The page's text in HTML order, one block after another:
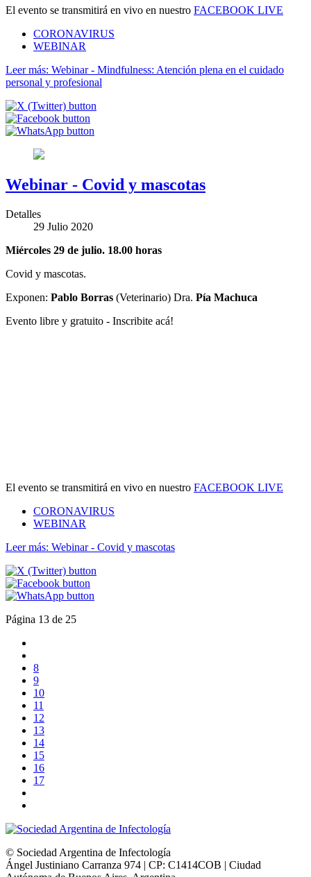
El evento se transmitirá en vivo en nuestro FACEBOOK LIVE
CORONAVIRUS
WEBINAR
Leer más: Webinar - Mindfulness: Atención plena en el cuidado
personal y profesional
Webinar - Covid y mascotas
Detalles
29 Julio 2020
Miércoles 29 de julio. 18.00 horas
Covid y mascotas.
Exponen: Pablo Borras (Veterinario) Dra. Pía Machuca
Evento libre y gratuito - Inscribite acá!
El evento se transmitirá en vivo en nuestro FACEBOOK LIVE
CORONAVIRUS
WEBINAR
Leer más: Webinar - Covid y mascotas
Página 13 de 25
8
9
10
11
12
13
14
15
16
17
© Sociedad Argentina de Infectología
Ángel Justiniano Carranza 974 | CP: C1414COB | Ciudad